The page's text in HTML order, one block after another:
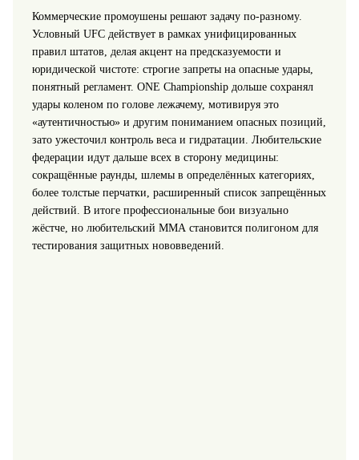
Коммерческие промоушены решают задачу по‑разному.
Условный UFC действует в рамках унифицированных
правил штатов, делая акцент на предсказуемости и
юридической чистоте: строгие запреты на опасные удары,
понятный регламент. ONE Championship дольше сохранял
удары коленом по голове лежачему, мотивируя это
«аутентичностью» и другим пониманием опасных позиций,
зато ужесточил контроль веса и гидратации. Любительские
федерации идут дальше всех в сторону медицины:
сокращённые раунды, шлемы в определённых категориях,
более толстые перчатки, расширенный список запрещённых
действий. В итоге профессиональные бои визуально
жёстче, но любительский ММА становится полигоном для
тестирования защитных нововведений.